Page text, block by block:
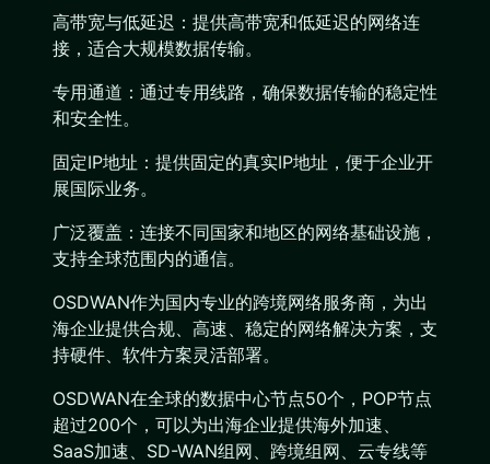
高带宽与低延迟：提供高带宽和低延迟的网络连
接，适合大规模数据传输。
专用通道：通过专用线路，确保数据传输的稳定性
和安全性。
固定IP地址：提供固定的真实IP地址，便于企业开
展国际业务。
广泛覆盖：连接不同国家和地区的网络基础设施，
支持全球范围内的通信。
OSDWAN作为国内专业的跨境网络服务商，为出
海企业提供合规、高速、稳定的网络解决方案，支
持硬件、软件方案灵活部署。
OSDWAN在全球的数据中心节点50个，POP节点
超过200个，可以为出海企业提供海外加速、
SaaS加速、SD-WAN组网、跨境组网、云专线等